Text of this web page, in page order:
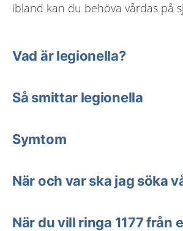
ibland kan du behöva vårdas på
Vad är legionella?
Så smittar legionella
Symtom
När och var ska jag söka
När du vill ringa 1177 från